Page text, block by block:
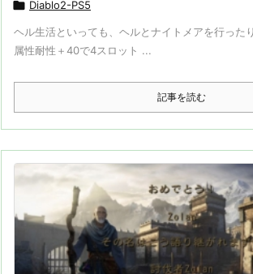
 Diablo2-PS5
ヘル生活といっても、ヘルとナイトメアを行った
属性耐性＋40で4スロット ...
記事を読む